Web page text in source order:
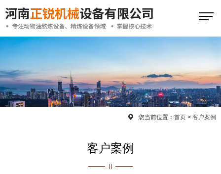
您当前位置： 首页 > 客户案例
客户案例